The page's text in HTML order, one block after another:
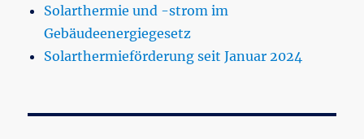
Solarthermie und -strom im
Gebäudeenergiegesetz
Solarthermieförderung seit Januar 2024